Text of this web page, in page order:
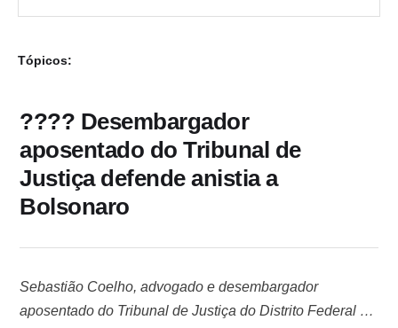
Tópicos:
???? Desembargador
aposentado do Tribunal de
Justiça defende anistia a
Bolsonaro
Sebastião Coelho, advogado e desembargador
aposentado do Tribunal de Justiça do Distrito Federal e